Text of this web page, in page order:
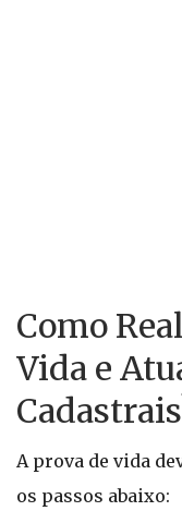
Como
Vida e
A prova de vida
os passos abaixo: